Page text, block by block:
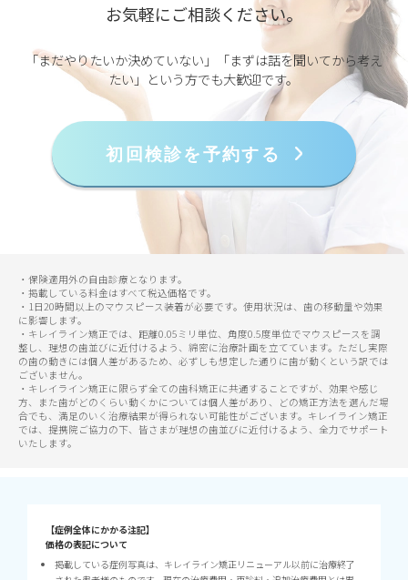
お気軽にご相談ください。
「まだやりたいか決めていない」「まずは話を聞いてから考え
たい」という方でも大歓迎です。
初回検診を予約する
・保険適用外の自由診療となります。
・掲載している料金はすべて税込価格です。
・1日20時間以上のマウスピース装着が必要です。使用状況は、歯の移動量や効果
に影響します。
・キレイライン矯正では、距離0.05ミリ単位、角度0.5度単位でマウスピースを調
整し、理想の歯並びに近付けるよう、綿密に治療計画を立てています。ただし実際
の歯の動きには個人差があるため、必ずしも想定した通りに歯が動くという訳では
ございません。
・キレイライン矯正に限らず全ての歯科矯正に共通することですが、効果や感じ
方、また歯がどのくらい動くかについては個人差があり、どの矯正方法を選んだ場
合でも、満足のいく治療結果が得られない可能性がございます。キレイライン矯正
では、提携院ご協力の下、皆さまが理想の歯並びに近付けるよう、全力でサポート
いたします。
【症例全体にかかる注記】
価格の表記について
掲載している症例写真は、キレイライン矯正リニューアル以前に治療終了